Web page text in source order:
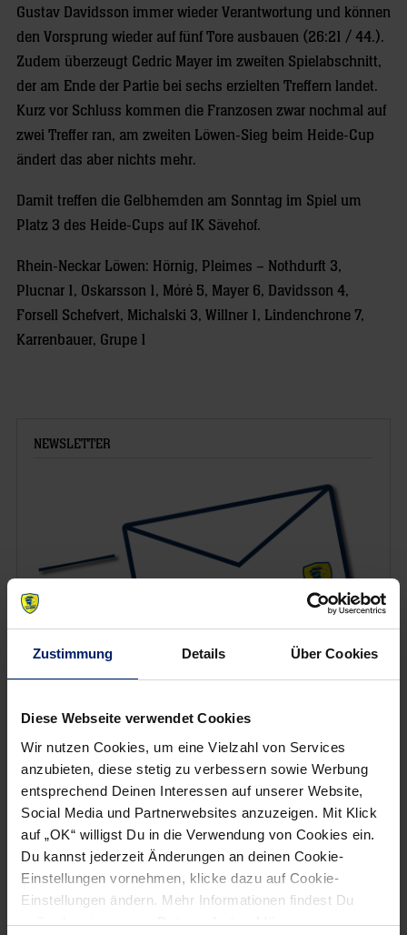
Zustimmung Details Über Cookies
Diese Webseite verwendet Cookies
Wir nutzen Cookies, um eine Vielzahl von Services
anzubieten, diese stetig zu verbessern sowie Werbung
entsprechend Deinen Interessen auf unserer Website,
Social Media und Partnerwebsites anzuzeigen. Mit Klick
auf „OK“ willigst Du in die Verwendung von Cookies ein.
Du kannst jederzeit Änderungen an deinen Cookie-
Einstellungen vornehmen, klicke dazu auf Cookie-
Einstellungen ändern. Mehr Informationen findest Du
außerdem in unsererDatenschutzerklärung.
Gustav Davidsson immer wieder Verantwortung und können
den Vorsprung wieder auf fünf Tore ausbauen (26:21 / 44.).
Zudem überzeugt Cedric Mayer im zweiten Spielabschnitt,
der am Ende der Partie bei sechs erzielten Treffern landet.
Kurz vor Schluss kommen die Franzosen zwar nochmal auf
zwei Treffer ran, am zweiten Löwen-Sieg beim Heide-Cup
ändert das aber nichts mehr.
Damit treffen die Gelbhemden am Sonntag im Spiel um
Platz 3 des Heide-Cups auf IK Sävehof.
Rhein-Neckar Löwen: Hörnig, Pleimes – Nothdurft 3,
Plucnar 1, Oskarsson 1, Móré 5, Mayer 6, Davidsson 4,
Forsell Schefvert, Michalski 3, Willner 1, Lindenchrone 7,
Karrenbauer, Grupe 1
NEWSLETTER
Wenn du per E-Mail über Aktuelles aus der Löwenwelt
informiert werden willst, kannst du den Rhein-Neckar Löwen
Newsletter
hier abonnieren
Post
navigation
previous
News:
Deutsche
Handballer
Alle News anzeigen
newst
News:
Dänemark
erteilt